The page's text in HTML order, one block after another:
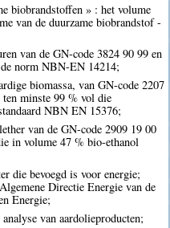
biobrandstoffen » : het volume
van de duurzame biobrandstof -
van de GN-code 3824 90 99 en
norm NBN-EN 14214;
biomassa, van GN-code 2207
ten minste 99 % vol die
NBN EN 15376;
van de GN-code 2909 19 00
in volume 47 % bio-ethanol
die bevoegd is voor energie;
Directie Energie van de
Energie;
van aardolieproducten;